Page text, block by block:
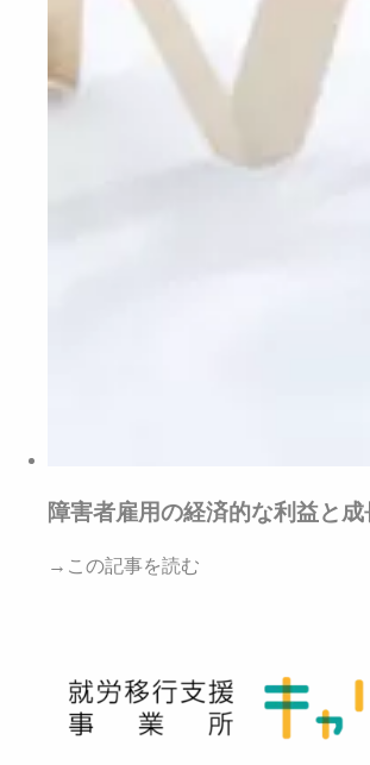
障害者雇用の経済的な利益と
→この記事を読む